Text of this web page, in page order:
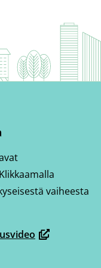
vaiheesta